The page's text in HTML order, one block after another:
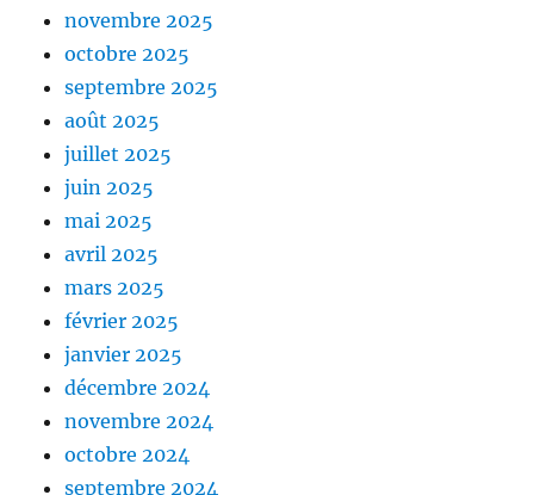
novembre 2025
octobre 2025
septembre 2025
août 2025
juillet 2025
juin 2025
mai 2025
avril 2025
mars 2025
février 2025
janvier 2025
décembre 2024
novembre 2024
octobre 2024
septembre 2024